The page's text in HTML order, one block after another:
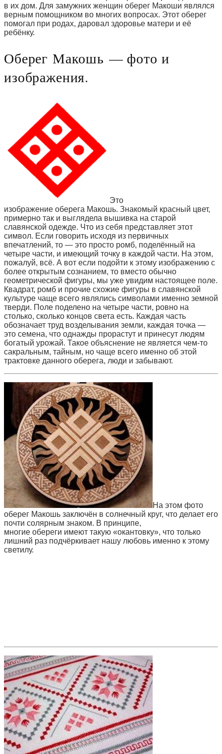
в их дом. Для замужних женщин оберег Макоши являлся
верным помощником во многих вопросах. Этот оберег
помогал при родах, даровал здоровье матери и её
ребёнку.
Оберег Макошь — фото и
изображения.
Это
изображение оберега Макошь. Знакомый красный цвет,
примерно так и выглядела вышивка на старой
славянской одежде. Что из себя представляет этот
символ. Если говорить исходя из первичных
впечатлений, то — это просто ромб, поделённый на
четыре части, и имеющий точку в каждой части. На этом,
пожалуй, всё. А вот если подойти к этому изображению с
более открытым сознанием, то вместо обычно
геометрической фигуры, мы уже увидим настоящее поле.
Квадрат, ромб и прочие схожие фигуры в славянской
культуре чаще всего являлись символами именно земной
тверди. Поле поделено на четыре части, ровно на
столько, сколько концов света есть. Каждая часть
обозначает труд возделывания земли, каждая точка —
это семена, что однажды прорастут и принесут людям
богатый урожай. Такое объяснение не является чем-то
сакральным, тайным, но чаще всего именно об этой
трактовке данного оберега, люди и забывают.
На этом фото
оберег Макошь заключён в солнечный круг, что делает его
почти солярным знаком. В принципе,
многие обереги имеют такую «окантовку», что только
лишний раз подчёркивает нашу любовь именно к этому
светилу.